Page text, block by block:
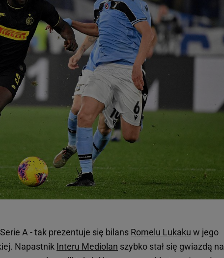
A - tak prezentuje się bilans Romelu Lukaku w jego
Napastnik Interu Mediolan szybko stał się gwiazdą na